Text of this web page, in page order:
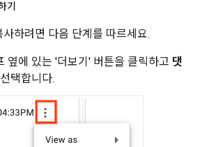
기
하려면 다음 단계를 따르세요.
옆에 있는 '더보기' 버튼을 클릭하고 댓
택합니다.